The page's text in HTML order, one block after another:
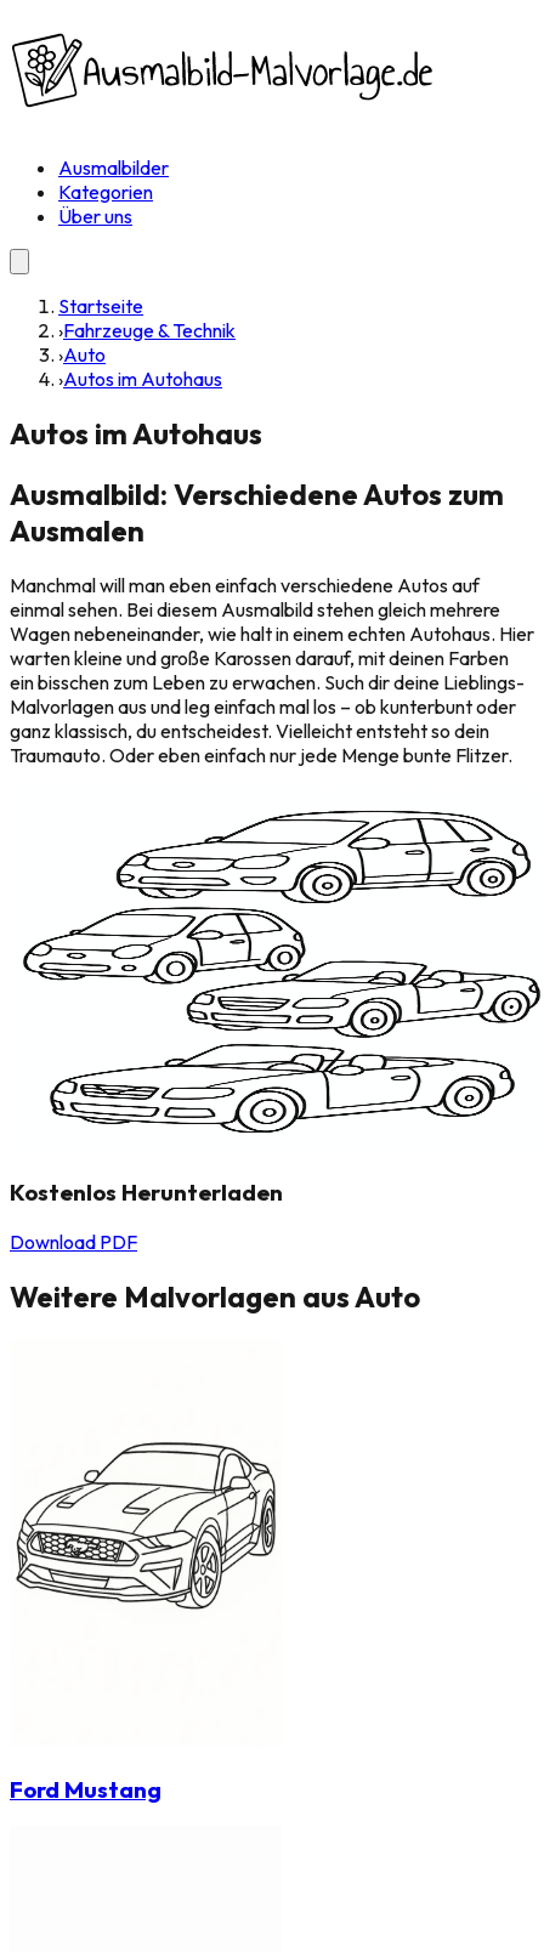
Ausmalbilder
Kategorien
Über uns
Startseite
›Fahrzeuge & Technik
›Auto
›Autos im Autohaus
Autos im Autohaus
Ausmalbild: Verschiedene Autos zum
Ausmalen
Manchmal will man eben einfach verschiedene Autos auf
einmal sehen. Bei diesem Ausmalbild stehen gleich mehrere
Wagen nebeneinander, wie halt in einem echten Autohaus. Hier
warten kleine und große Karossen darauf, mit deinen Farben
ein bisschen zum Leben zu erwachen. Such dir deine Lieblings-
Malvorlagen aus und leg einfach mal los – ob kunterbunt oder
ganz klassisch, du entscheidest. Vielleicht entsteht so dein
Traumauto. Oder eben einfach nur jede Menge bunte Flitzer.
Kostenlos Herunterladen
Download PDF
Weitere Malvorlagen ausAuto
Ford Mustang